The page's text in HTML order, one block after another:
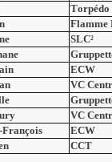
Torpédo
Flamme
SLC²
ECW
VC
VC
François
ECW
CCT